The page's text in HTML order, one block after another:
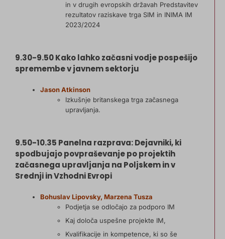
in v drugih evropskih državah Predstavitev
rezultatov raziskave trga SIM in INIMA IM
2023/2024
9.30-9.50 Kako lahko začasni vodje pospešijo
spremembe v javnem sektorju
Jason Atkinson
Izkušnje britanskega trga začasnega
upravljanja.
9.50-10.35 Panelna razprava: Dejavniki, ki
spodbujajo povpraševanje po projektih
začasnega upravljanja na Poljskem in v
Srednji in Vzhodni Evropi
Bohuslav Lipovsky, Marzena Tusza
Podjetja se odločajo za podporo IM
Kaj določa uspešne projekte IM,
Kvalifikacije in kompetence, ki so še